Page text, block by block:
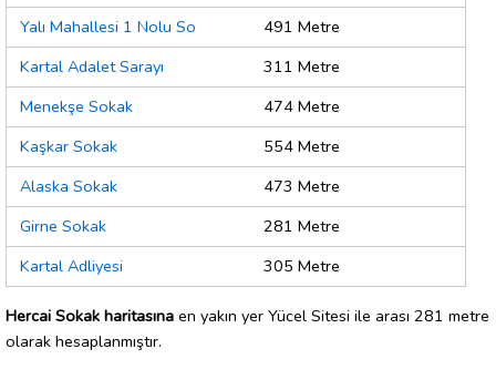
Yalı Mahallesi 1 Nolu So
491 Metre
Kartal Adalet Sarayı
311 Metre
Menekşe Sokak
474 Metre
Kaşkar Sokak
554 Metre
Alaska Sokak
473 Metre
Girne Sokak
281 Metre
Kartal Adliyesi
305 Metre
Hercai Sokak haritasına en yakın yer Yücel Sitesi ile arası 281 metre
olarak hesaplanmıştır.